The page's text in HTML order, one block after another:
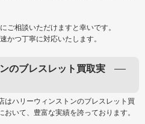
ご相談いただけますと幸いです。
かつ丁寧に対応いたします。
のブレスレット買取実
はハリーウィンストンのブレスレット買
おいて、豊富な実績を誇っております。